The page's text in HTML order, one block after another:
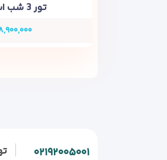
تور 3 شب استانبول مرداد 1405
۰۲۱۹۲۰۰۵۰۰۱